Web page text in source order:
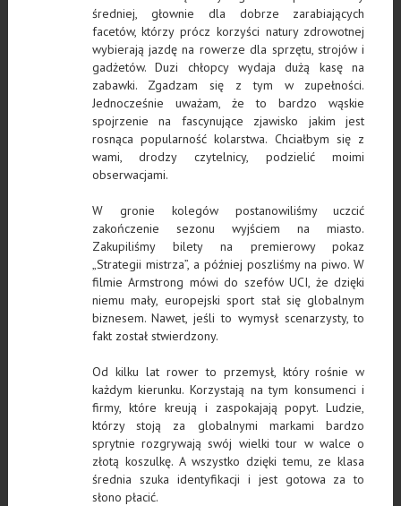
średniej, głownie dla dobrze zarabiających
facetów, którzy prócz korzyści natury zdrowotnej
wybierają jazdę na rowerze dla sprzętu, strojów i
gadżetów. Duzi chłopcy wydaja dużą kasę na
zabawki. Zgadzam się z tym w zupełności.
Jednocześnie uważam, że to bardzo wąskie
spojrzenie na fascynujące zjawisko jakim jest
rosnąca popularność kolarstwa. Chciałbym się z
wami, drodzy czytelnicy, podzielić moimi
obserwacjami.
W gronie kolegów postanowiliśmy uczcić
zakończenie sezonu wyjściem na miasto.
Zakupiliśmy bilety na premierowy pokaz
„Strategii mistrza”, a później poszliśmy na piwo. W
filmie Armstrong mówi do szefów UCI, że dzięki
niemu mały, europejski sport stał się globalnym
biznesem. Nawet, jeśli to wymysł scenarzysty, to
fakt został stwierdzony.
Od kilku lat rower to przemysł, który rośnie w
każdym kierunku. Korzystają na tym konsumenci i
firmy, które kreują i zaspokajają popyt. Ludzie,
którzy stoją za globalnymi markami bardzo
sprytnie rozgrywają swój wielki tour w walce o
złotą koszulkę. A wszystko dzięki temu, ze klasa
średnia szuka identyfikacji i jest gotowa za to
słono płacić.